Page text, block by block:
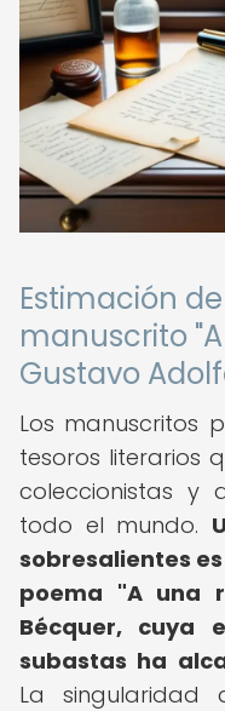
Estimación
manuscrito
Gustavo
Los manuscritos
tesoros literarios
coleccionistas y
todo el mundo.
sobresalientes
poema "A una
Bécquer, cuya
subastas ha
La singularidad